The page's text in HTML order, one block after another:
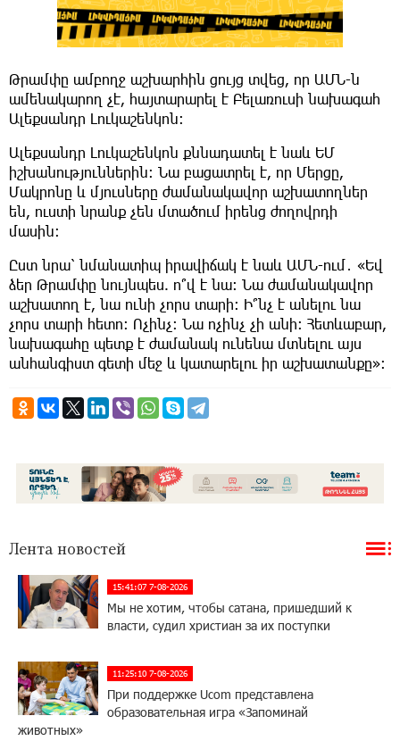
Թրամփը ամբողջ աշխարհին ցույց տվեց, որ ԱՄՆ-ն
ամենակարող չէ, հայտարարել է Բելառուսի նախագահ
Ալեքսանդր Լուկաշենկոն։
Ալեքսանդր Լուկաշենկոն քննադատել է նաև ԵՄ
իշխանություններին։ Նա բացատրել է, որ Մերցը,
Մակրոնը և մյուսները ժամանակավոր աշխատողներ
են, ուստի նրանք չեն մտածում իրենց ժողովրդի
մասին։
Ըստ նրա՝ նմանատիպ իրավիճակ է նաև ԱՄՆ-ում․ «Եվ
ձեր Թրամփը նույնպես. ո՞վ է նա։ Նա ժամանակավոր
աշխատող է, նա ունի չորս տարի։ Ի՞նչ է անելու նա
չորս տարի հետո։ Ոչինչ։ Նա ոչինչ չի անի։ Հետևաբար,
նախագահը պետք է ժամանակ ունենա մտնելու այս
անհանգիստ գետի մեջ և կատարելու իր աշխատանքը»։
Лента новостей
15:41:07 7-08-2026
Мы не хотим, чтобы сатана, пришедший к
власти, судил христиан за их поступки
11:25:10 7-08-2026
При поддержке Ucom представлена
образовательная игра «Запоминай
животных»